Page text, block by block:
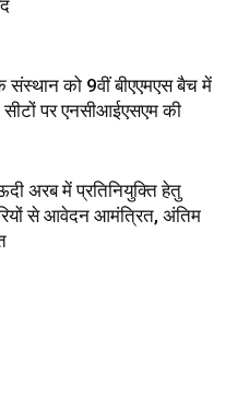
संस्थान को 9वीं बीएएमएस बैच में
पर एनसीआईएसएम की
अरब में प्रतिनियुक्ति हेतु
से आवेदन आमंत्रित, अंतिम